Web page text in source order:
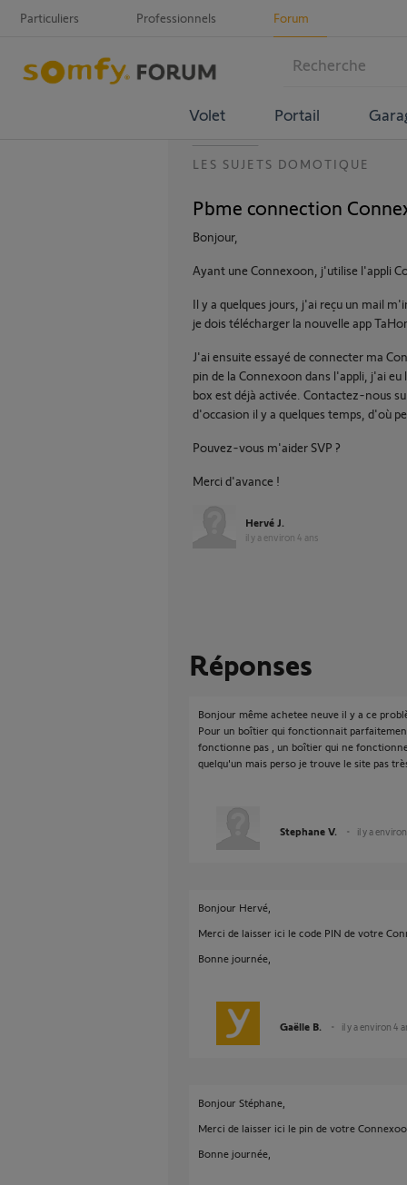
Particuliers Professionnels Forum
Volet Portail
LES SUJETS DOMOTIQUE
Pbme connection
Bonjour,
Ayant une Connexoon, j'utilise l'appli
Il y a quelques jours, j'ai reçu un mail
je dois télécharger la nouvelle app
J'ai ensuite essayé de connecter ma
pin de la Connexoon dans l'appli, j'ai
box est déjà activée. Contactez-nous
d'occasion il y a quelques temps, d'où
Pouvez-vous m'aider SVP ?
Merci d'avance !
Hervé J.
il y a environ 4 ans
Réponses
Bonjour même achetee neuve il y a ce
Pour un boîtier qui fonctionnait
fonctionne pas , un boîtier qui ne
quelqu'un mais perso je trouve le site pas
Stephane V. il y a
Bonjour Hervé,
Merci de laisser ici le code PIN de votre
Bonne journée,
Gaëlle B. il y a environ 4
Bonjour Stéphane,
Merci de laisser ici le pin de votre
Bonne journée,